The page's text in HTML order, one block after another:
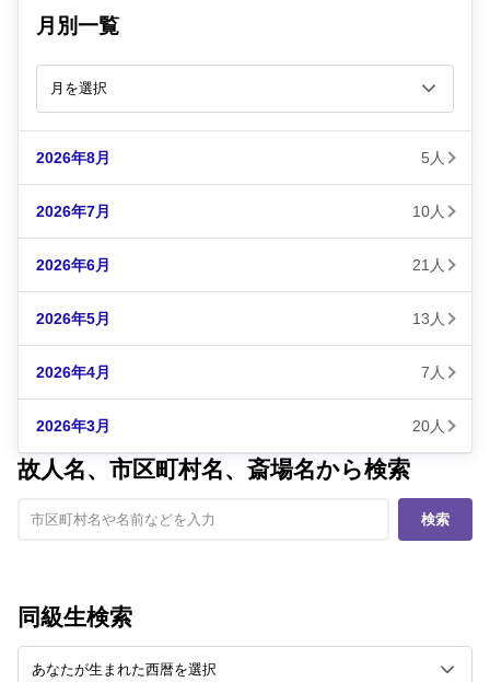
月別一覧
2026年8月 5人
2026年7月 10人
2026年6月 21人
2026年5月 13人
2026年4月 7人
2026年3月 20人
故人名、市区町村名、斎場名から検索
検索
同級生検索